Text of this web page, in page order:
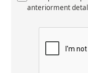
anteriorment